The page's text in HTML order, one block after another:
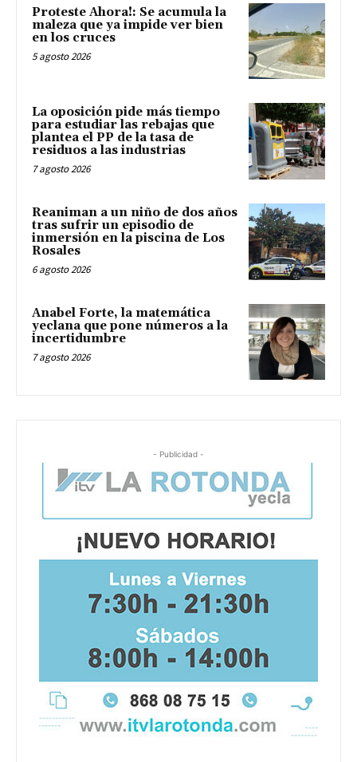
Proteste Ahora!: Se acumula la
maleza que ya impide ver bien
en los cruces
5 agosto 2026
La oposición pide más tiempo
para estudiar las rebajas que
plantea el PP de la tasa de
residuos a las industrias
7 agosto 2026
Reaniman a un niño de dos años
tras sufrir un episodio de
inmersión en la piscina de Los
Rosales
6 agosto 2026
Anabel Forte, la matemática
yeclana que pone números a la
incertidumbre
7 agosto 2026
- Publicidad -